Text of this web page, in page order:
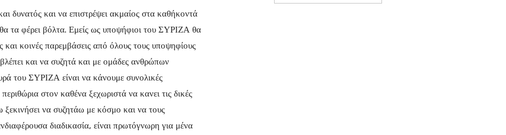
δυνατός και να επιστρέψει ακμαίος στα καθήκοντά
τα φέρει βόλτα. Εμείς ως υποψήφιοι του ΣΥΡΙΖΑ θα
και κοινές παρεμβάσεις από όλους τους υποψηφίους
και να συζητά και με ομάδες ανθρώπων
του ΣΥΡΙΖΑ είναι να κάνουμε συνολικές
στον καθένα ξεχωριστά να κανει τις δικές
ξεκινήσει να συζητάω με κόσμο και να τους
διαδικασία, είναι πρωτόγνωρη για μένα